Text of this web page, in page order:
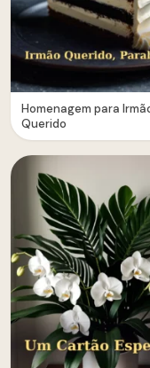
Homenagem para
Querido